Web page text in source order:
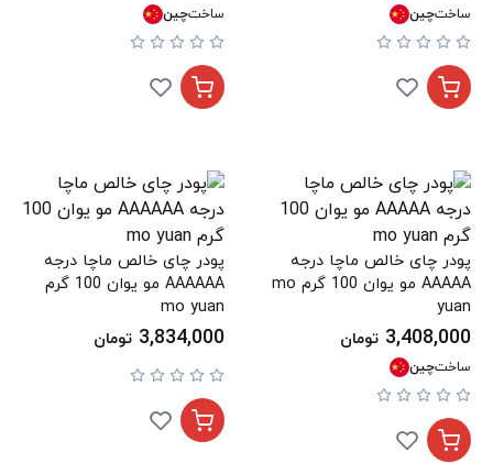
ساختچین ساختچین
پودر چای خالص ماچا درجه
AAAAA مو یوان 100 گرم mo
yuan
3,408,000 تومان
ساختچین
پودر چای خالص ماچا درجه
AAAAAA مو یوان 100 گرم
mo yuan
3,834,000 تومان